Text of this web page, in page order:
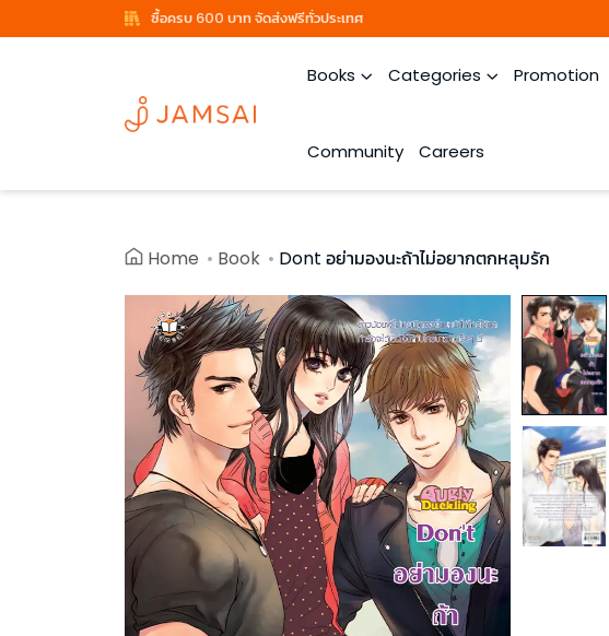
ซื้อครบ 600 บาท จัดส่งฟรีทั่วประเทศ
Books Categories Promotion
Community Careers
Home Book Dont อย่ามองนะถ้าไม่อยากตกหลุมรัก